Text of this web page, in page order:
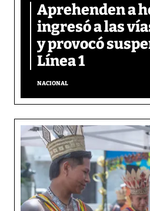
Aprehenden a
ingresó a las
y provocó
Línea 1
NACIONAL